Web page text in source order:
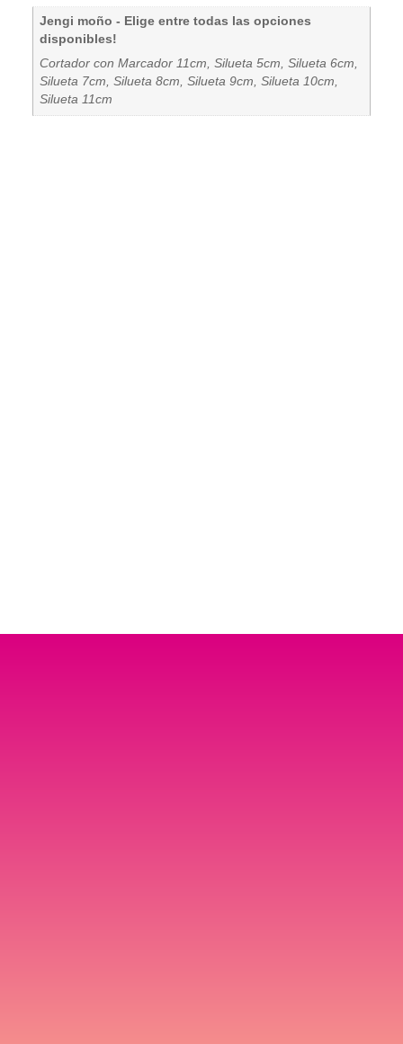
Jengi moño - Elige entre todas las opciones
disponibles!
Cortador con Marcador 11cm, Silueta 5cm, Silueta 6cm,
Silueta 7cm, Silueta 8cm, Silueta 9cm, Silueta 10cm,
Silueta 11cm